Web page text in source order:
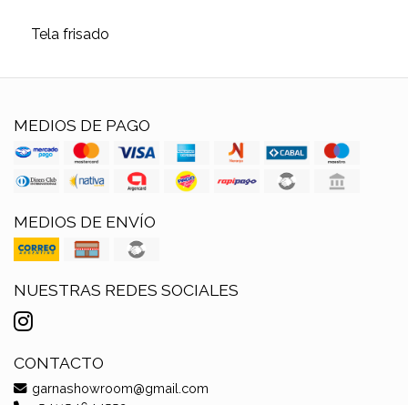
Tela frisado
MEDIOS DE PAGO
MEDIOS DE ENVÍO
NUESTRAS REDES SOCIALES
CONTACTO
garnashowroom@gmail.com